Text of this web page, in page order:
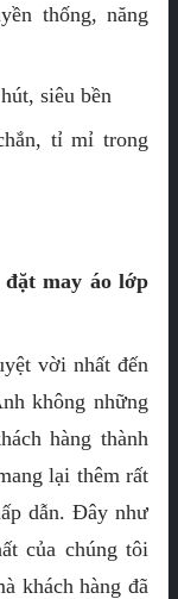
thống, năng
siêu bền
tỉ mỉ trong
may áo lớp
vời nhất đến
không những
hàng thành
lại thêm rất
dẫn. Đây như
của chúng tôi
khách hàng đã